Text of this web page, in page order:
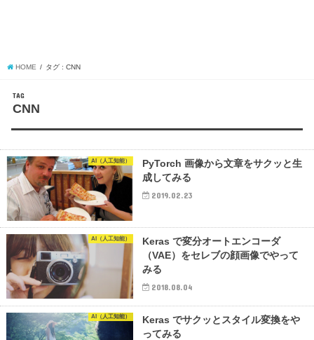
HOME タグ : CNN
TAG
CNN
AI（人工知能）
PyTorch 画像から文章をサクッと生
成してみる
2019.02.23
AI（人工知能）
Keras で変分オートエンコーダ
（VAE）をセレブの顔画像でやって
みる
2018.08.04
AI（人工知能）
Keras でサクッとスタイル変換をや
ってみる